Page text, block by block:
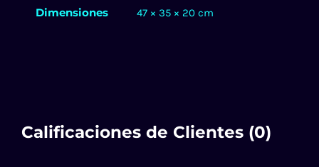
Dimensiones 47 × 35 × 20 cm
Calificaciones de Clientes (0)